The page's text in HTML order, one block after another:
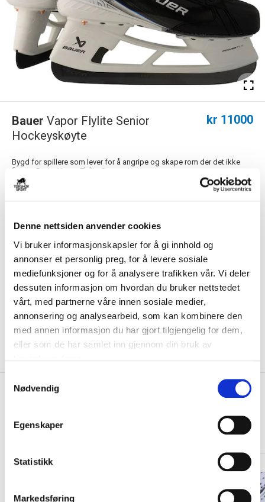
Denne nettsiden anvender cookies
Vi bruker informasjonskapsler for å gi innhold og
annonser et personlig preg, for å levere sosiale
mediefunksjoner og for å analysere trafikken vår. Vi deler
dessuten informasjon om hvordan du bruker nettstedet
vårt, med partnerne våre innen sosiale medier,
annonsering og analysearbeid, som kan kombinere den
med annen informasjon du har gjort tilgjengelig for dem,
eller som de har samlet inn gjennom din bruk av
S
Nødvendig
Egenskaper
Statistikk
Markedsføring
Bauer Vapor Flylite Senior
Hockeyskøyte
kr 11000
Bygd for spillere som lever for å angripe og skape rom der det ikke
finnes. Bauer Vapor Flylite S...
Les mer.
Størrelse
Velg skøyteslip
SKØYTESLIP ▾
LEGG I HANDLEKURV KLIKK & HENT
På lager
Gratis frakt på bestillinger over 1300,-.
Leveringstiden forlenges dersom produkter personaliseres.
PRODUKTBESKRIVELSE +
+